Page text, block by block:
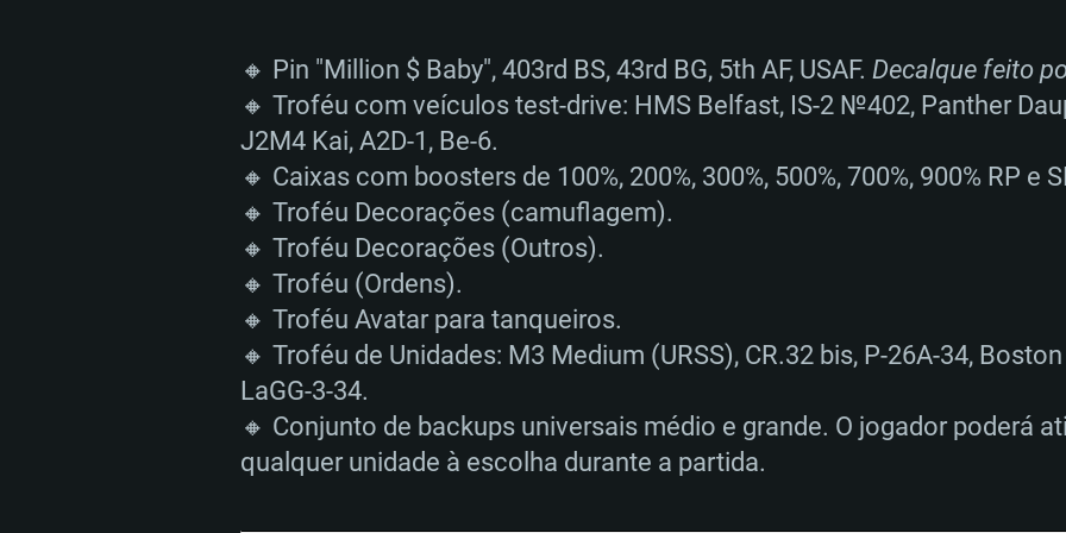
REQUERIMENTOS DE
PC MAC
🔸 Pin "Million $ Baby", 403rd BS, 43rd BG, 5th AF, USAF. Decalque feito
🔸 Troféu com veículos test-drive: HMS Belfast, IS-2 №402, Panther
J2M4 Kai, A2D-1, Be-6.
🔸 Caixas com boosters de 100%, 200%, 300%, 500%, 700%, 900% RP e
🔸 Troféu Decorações (camuflagem).
🔸 Troféu Decorações (Outros).
🔸 Troféu (Ordens).
🔸 Troféu Avatar para tanqueiros.
🔸 Troféu de Unidades: М3 Medium (URSS), CR.32 bis, P-26A-34,
LaGG-3-34.
🔸 Conjunto de backups universais médio e grande. O jogador poderá
qualquer unidade à escolha durante a partida.